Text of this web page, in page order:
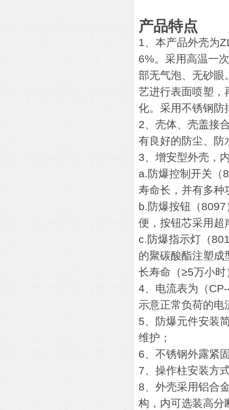
产品特点
1、本产品外壳为
6%。采用高温一
部无气泡、无砂眼
艺进行表面喷塑，
化。采用不锈钢防
2、壳体、壳盖接
有良好的防尘、防
3、增安型外壳，
a.防爆控制开关（
寿命长，并有多种
b.防爆按钮（
便，按钮芯采用超
c.防爆指示灯（
的聚碳酸酯注塑成
长寿命（≥5万小
4、电流表为（
示意正常负荷的电
5、防爆元件安装
维护；
6、不锈钢外露紧
7、操作柱安装方
8、外壳采用铝合
构，内可选装高分